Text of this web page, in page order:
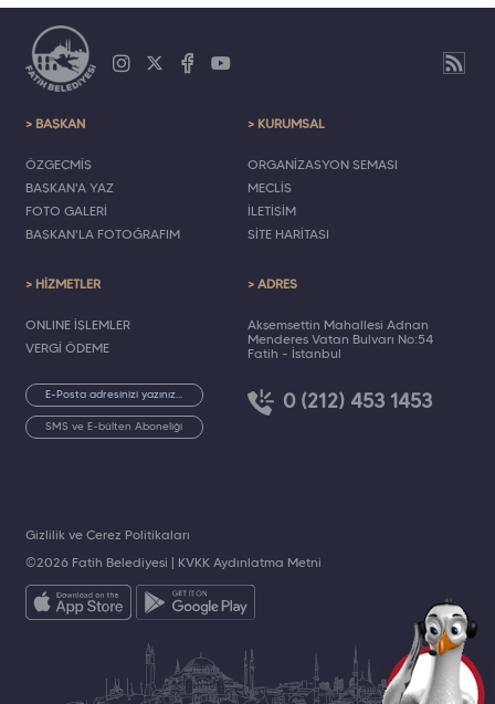
> BAŞKAN
ÖZGEÇMİŞ
BAŞKAN'A YAZ
FOTO GALERİ
BAŞKAN'LA FOTOĞRAFIM
> KURUMSAL
ORGANİZASYON ŞEMASI
MECLİS
İLETİŞİM
SİTE HARİTASI
> HİZMETLER
ONLINE İŞLEMLER
VERGİ ÖDEME
SMS ve E-bülten Aboneliği
> ADRES
Akşemsettin Mahallesi Adnan
Menderes Vatan Bulvarı No:54
Fatih - İstanbul
0 (212) 453 1453
©2026 Fatih Belediyesi | KVKK Aydınlatma Metni
Gizlilik ve Çerez Politikaları